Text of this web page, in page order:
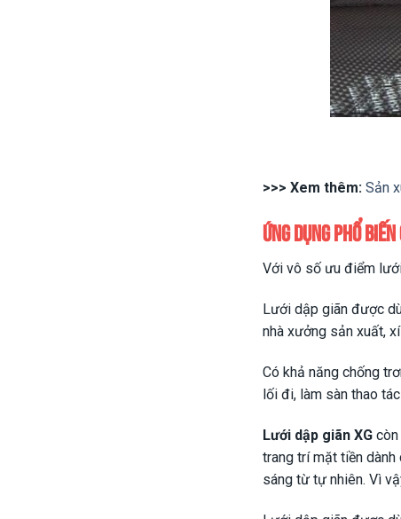
>>> Xem thêm: Sản
Ứng dụng phổ
Với vô số ưu điểm
Lưới dập giãn được
nhà xưởng sản xuất,
Có khả năng chống
lối đi, làm sàn thao
Lưới dập giãn XG
trang trí mặt tiền
sáng từ tự nhiên. Vì